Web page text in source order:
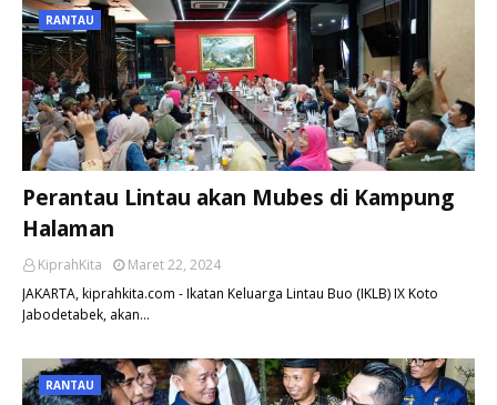
RANTAU
Perantau Lintau akan Mubes di Kampung
Halaman
KiprahKita
Maret 22, 2024
JAKARTA, kiprahkita.com - Ikatan Keluarga Lintau Buo (IKLB) IX Koto
Jabodetabek, akan…
RANTAU